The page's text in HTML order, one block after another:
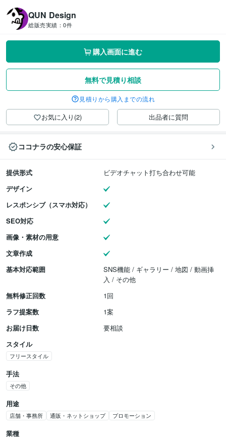
QUN Design
総販売実績： 0件
購入画面に進む
無料で見積り相談
見積りから購入までの流れ
お気に入り(2) 出品者に質問
ココナラの安心保証
提供形式
ビデオチャット打ち合わせ可能
デザイン
レスポンシブ（スマホ対応）
SEO対応
画像・素材の用意
文章作成
基本対応範囲
SNS機能 / ギャラリー / 地図 / 動画挿
入 / その他
無料修正回数
1回
ラフ提案数
1案
お届け日数
要相談
スタイル
フリースタイル
手法
その他
用途
店舗・事務所 通販・ネットショップ プロモーション
業種